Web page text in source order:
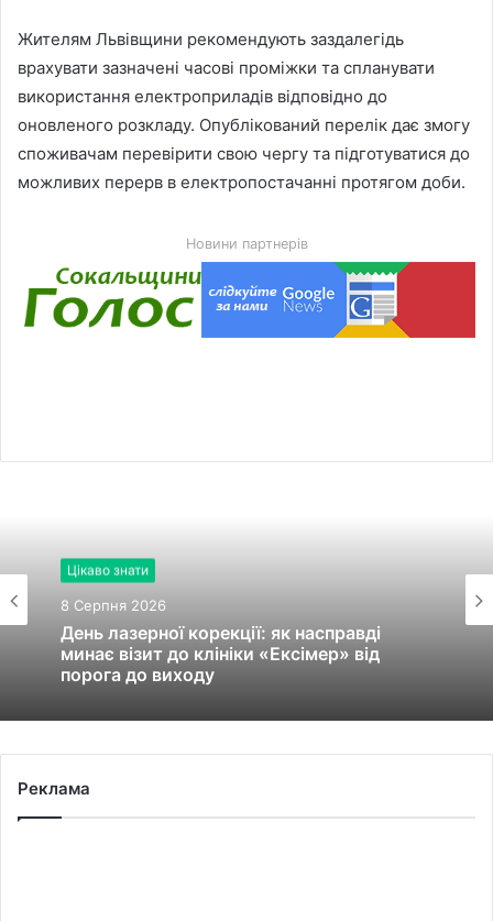
Жителям Львівщини рекомендують заздалегідь
врахувати зазначені часові проміжки та спланувати
використання електроприладів відповідно до
оновленого розкладу. Опублікований перелік дає змогу
споживачам перевірити свою чергу та підготуватися до
можливих перерв в електропостачанні протягом доби.
Новини партнерів
Цікаво знати
8 Серпня 2026
День лазерної корекції: як насправді
минає візит до клініки «Ексімер» від
порога до виходу
Реклама